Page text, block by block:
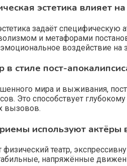
эстетика влияет
задаёт
и метафорами
воздействие на
в стиле пост-
мира и выживания,
Это способствует
вызовов.
используют актёры
театр,
напряжённые